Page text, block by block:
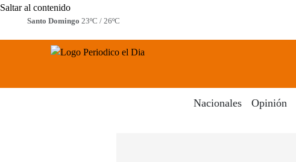
Saltar al contenido
Santo Domingo 23ºC / 26ºC
Nacionales Opinión